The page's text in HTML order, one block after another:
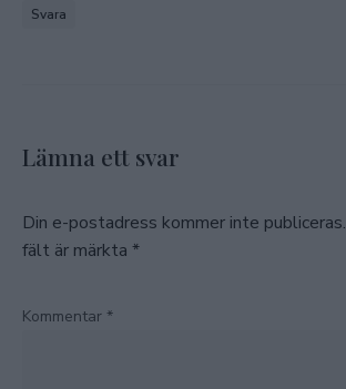
Svara
Lämna ett svar
Din e-postadress kommer inte publiceras.
fält är märkta *
Kommentar *